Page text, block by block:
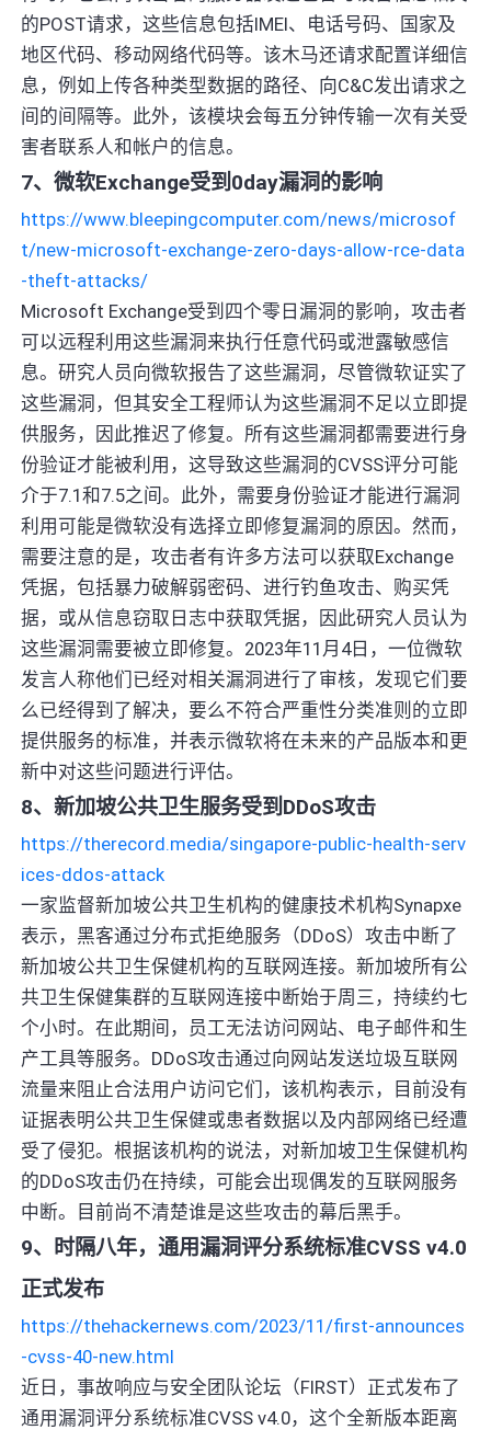
的POST请求，这些信息包括IMEI、电话号码、国家及
地区代码、移动网络代码等。该木马还请求配置详细信
息，例如上传各种类型数据的路径、向C&C发出请求之
间的间隔等。此外，该模块会每五分钟传输一次有关受
害者联系人和帐户的信息。
7、微软Exchange受到0day漏洞的影响
https://www.bleepingcomputer.com/news/microsof
t/new-microsoft-exchange-zero-days-allow-rce-data
-theft-attacks/
Microsoft Exchange受到四个零日漏洞的影响，攻击者
可以远程利用这些漏洞来执行任意代码或泄露敏感信
息。研究人员向微软报告了这些漏洞，尽管微软证实了
这些漏洞，但其安全工程师认为这些漏洞不足以立即提
供服务，因此推迟了修复。所有这些漏洞都需要进行身
份验证才能被利用，这导致这些漏洞的CVSS评分可能
介于7.1和7.5之间。此外，需要身份验证才能进行漏洞
利用可能是微软没有选择立即修复漏洞的原因。然而，
需要注意的是，攻击者有许多方法可以获取Exchange
凭据，包括暴力破解弱密码、进行钓鱼攻击、购买凭
据，或从信息窃取日志中获取凭据，因此研究人员认为
这些漏洞需要被立即修复。2023年11月4日，一位微软
发言人称他们已经对相关漏洞进行了审核，发现它们要
么已经得到了解决，要么不符合严重性分类准则的立即
提供服务的标准，并表示微软将在未来的产品版本和更
新中对这些问题进行评估。
8、新加坡公共卫生服务受到DDoS攻击
https://therecord.media/singapore-public-health-serv
ices-ddos-attack
一家监督新加坡公共卫生机构的健康技术机构Synapxe
表示，黑客通过分布式拒绝服务（DDoS）攻击中断了
新加坡公共卫生保健机构的互联网连接。新加坡所有公
共卫生保健集群的互联网连接中断始于周三，持续约七
个小时。在此期间，员工无法访问网站、电子邮件和生
产工具等服务。DDoS攻击通过向网站发送垃圾互联网
流量来阻止合法用户访问它们，该机构表示，目前没有
证据表明公共卫生保健或患者数据以及内部网络已经遭
受了侵犯。根据该机构的说法，对新加坡卫生保健机构
的DDoS攻击仍在持续，可能会出现偶发的互联网服务
中断。目前尚不清楚谁是这些攻击的幕后黑手。
9、时隔八年，通用漏洞评分系统标准CVSS v4.0
正式发布
https://thehackernews.com/2023/11/first-announces
-cvss-40-new.html
近日，事故响应与安全团队论坛（FIRST）正式发布了
通用漏洞评分系统标准CVSS v4.0，这个全新版本距离